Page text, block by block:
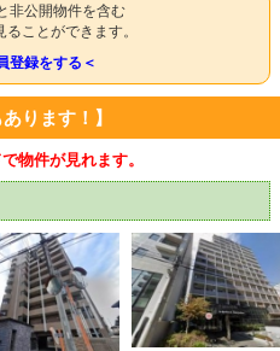
非公開物件を含む
ことができます。
登録をする＜
ります！】
物件が見れます。